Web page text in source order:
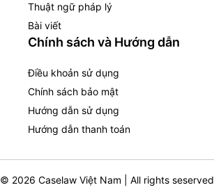
Thuật ngữ pháp lý
Bài viết
Chính sách và Hướng dẫn
Điều khoản sử dụng
Chính sách bảo mật
Hướng dẫn sử dụng
Hướng dẫn thanh toán
© 2026 Caselaw Việt Nam | All rights seserved